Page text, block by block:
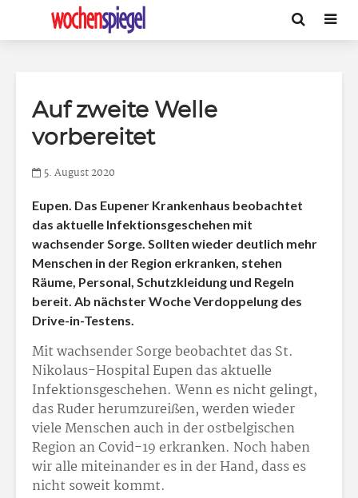
Auf zweite Welle
vorbereitet
5. August 2020
Eupen. Das Eupener Krankenhaus beobachtet
das aktuelle Infektionsgeschehen mit
wachsender Sorge. Sollten wieder deutlich mehr
Menschen in der Region erkranken, stehen
Räume, Personal, Schutzkleidung und Regeln
bereit. Ab nächster Woche Verdoppelung des
Drive-in-Testens.
Mit wachsender Sorge beobachtet das St.
Nikolaus-Hospital Eupen das aktuelle
Infektionsgeschehen. Wenn es nicht gelingt,
das Ruder herumzureißen, werden wieder
viele Menschen auch in der ostbelgischen
Region an Covid-19 erkranken. Noch haben
wir alle miteinander es in der Hand, dass es
nicht soweit kommt.